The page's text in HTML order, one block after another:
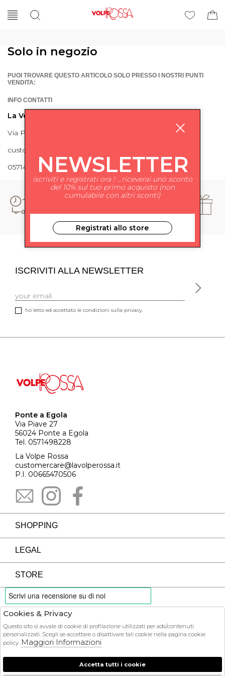
Solo in negozio
PUOI TROVARE QUESTO ARTICOLO SOLO PRESSO I NOSTRI PUNTI
VENDITA:
INFO CONTATTI
La Volpe Rossa
Via Piave 27 56024 Ponte a Egola
customercare@lavolperossa.it
0571498228
ISCRIVITI ALLA NEWSLETTER
ho letto ed accettato le condizioni sulla privacy.
Ponte a Egola
Via Piave 27
56024 Ponte a Egola
Tel. 0571498228
La Volpe Rossa
customercare@lavolperossa.it
P.I. 00665470506
SHOPPING
LEGAL
STORE
PAYMENTS
COURIER
NEWSLETTER
iscriviti e registrati ora ! ...riceverai uno sconto
del 10% sul tuo primo acquisto (non
cumulabile con altri sconti)
Registrati allo store
Cookies & Privacy
Questo sito si avvale di cookie di profilazione utilizzati per ads/contenuti
personalizzati. Scegli se accettare o disattivare tali cookie nella pagina cookie
policy. Maggiori Informazioni
Accetta tutti i cookie